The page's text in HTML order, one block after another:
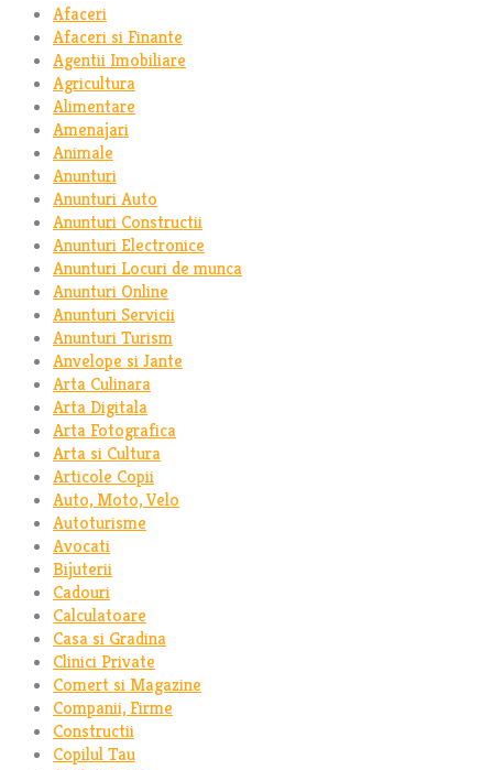
Afaceri
Afaceri si Finante
Agentii Imobiliare
Agricultura
Alimentare
Amenajari
Animale
Anunturi
Anunturi Auto
Anunturi Constructii
Anunturi Electronice
Anunturi Locuri de munca
Anunturi Online
Anunturi Servicii
Anunturi Turism
Anvelope si Jante
Arta Culinara
Arta Digitala
Arta Fotografica
Arta si Cultura
Articole Copii
Auto, Moto, Velo
Autoturisme
Avocati
Bijuterii
Cadouri
Calculatoare
Casa si Gradina
Clinici Private
Comert si Magazine
Companii, Firme
Constructii
Copilul Tau